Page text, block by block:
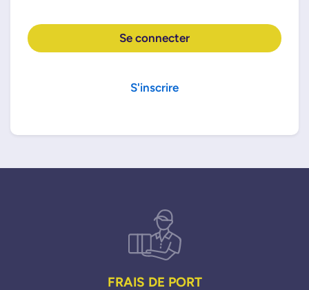
Se connecter
S'inscrire
FRAIS DE PORT